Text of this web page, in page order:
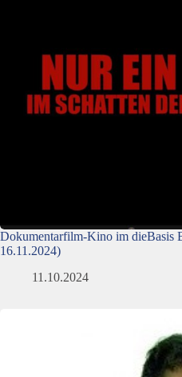
Dokumentarfilm-Kino im dieBasis
16.11.2024)
11.10.2024